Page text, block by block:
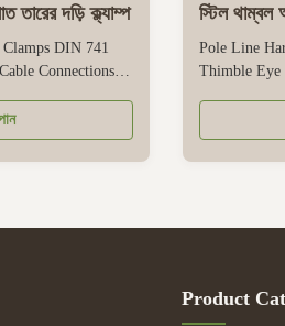
তারের দড়ি ক্ল্যাম্প
DIN 741
Connections
It’s
offers good
to withstand the
স্টিল
Pole Line
Thimble Eye
tension
utility lines
forms a
Product